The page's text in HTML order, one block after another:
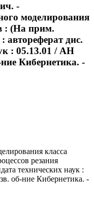
-
моделирования
: (На прим.
автореферат дис.
: 05.13.01 / АН
Кибернетика. -
класса
резания
технических наук :
об-ние Кибернетика. -